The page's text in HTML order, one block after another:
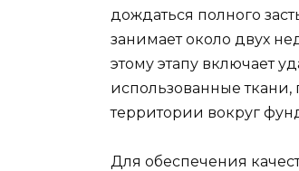
дождаться полного
занимает около двух
этому этапу включает
использованные
территории вокруг
Для обеспечения